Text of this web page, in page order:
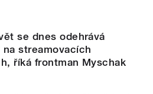
se dnes odehrává
na streamovacích
říká frontman Myschak